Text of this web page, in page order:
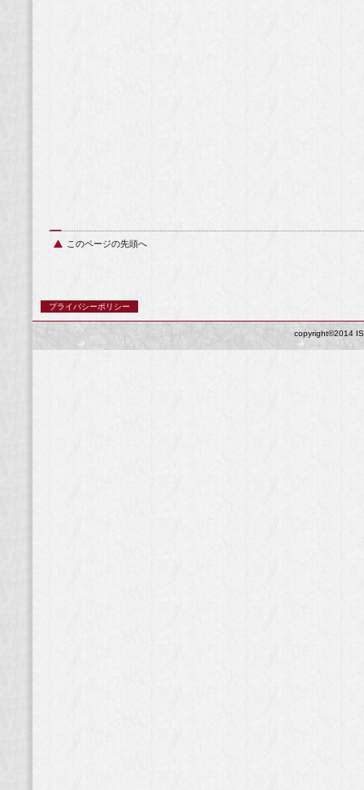
このページの先頭へ
copyright©2014
プライバシーポリシー